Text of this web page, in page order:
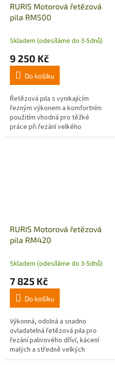
RURIS Motorová řetězová
pila RM500
Skladem (odesíláme do 3-5dnů)
9 250 Kč
Do košíku
Řetězová pila s vynikajícím
řezným výkonem a komfortním
použitím vhodná pro těžké
práce při řezání velkého
množství dřeva nebo tvrdého
RURIS Motorová řetězová
pila RM420
Skladem (odesíláme do 3-5dnů)
7 825 Kč
Do košíku
Výkonná, odolná a snadno
ovladatelná řetězová pila pro
řezání palivového dříví, kácení
malých a středně velkých
stromů, odstraňování a